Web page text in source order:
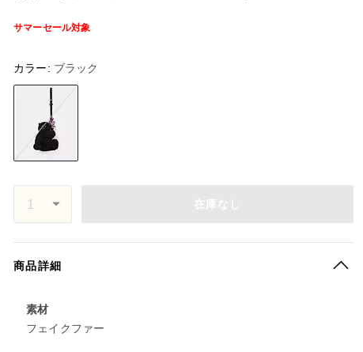
サマーセール対象
カラー: ブラック
在庫なし
商品詳細
素材
フェイクファー